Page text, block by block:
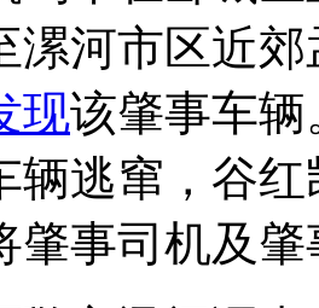
漯河市区近
现该肇事车
辆逃窜，谷
肇事司机及